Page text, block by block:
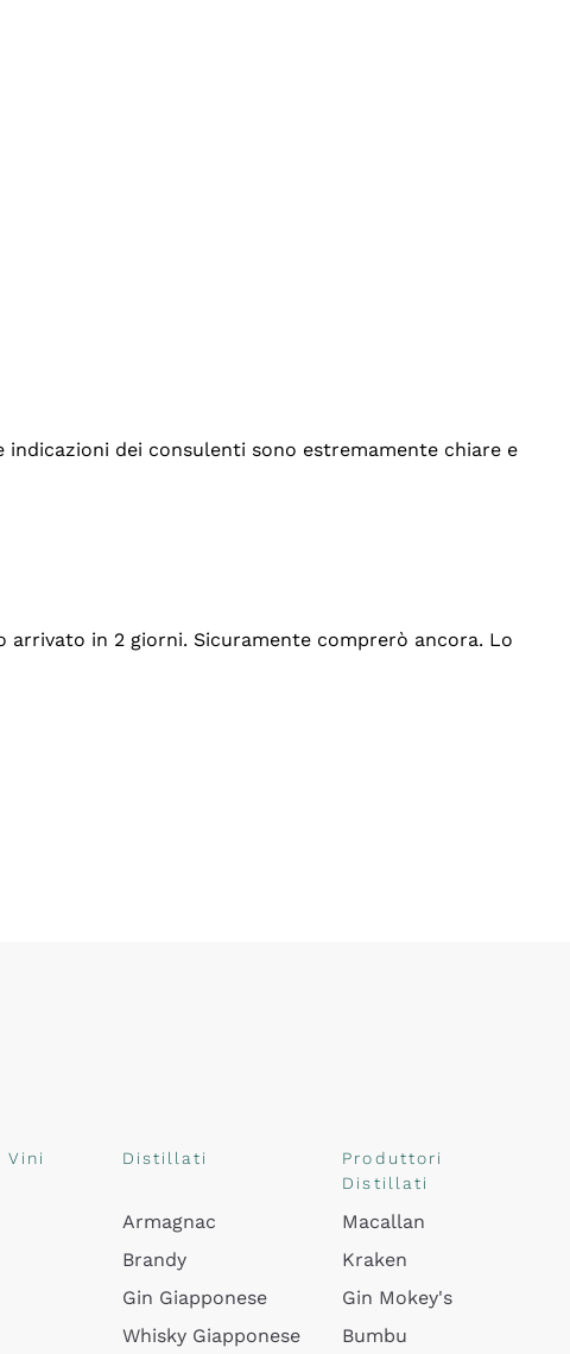
dei consulenti sono estremamente chiare e
in 2 giorni. Sicuramente comprerò ancora. Lo
Vini Distillati
Armagnac
Brandy
Gin Giapponese
Whisky Giapponese
Produttori
Distillati
Macallan
Kraken
Gin Mokey's
Bumbu